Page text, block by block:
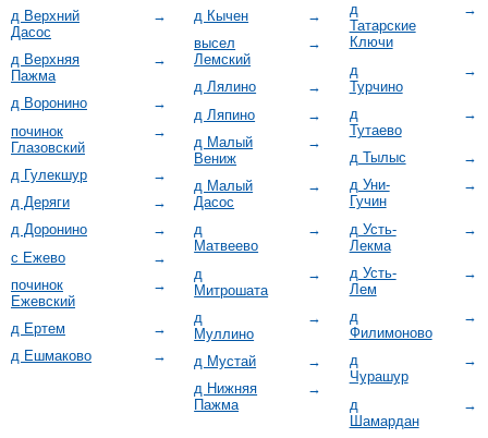
→
д Верхний
Дасос
→
д Верхняя
Пажма
→
д Воронино
→
починок
Глазовский
→
д Гулекшур
→
д Деряги
→
д Доронино
→
с Ежево
→
починок
Ежевский
→
д Ертем
→
д Ешмаково
→
д Кычен
→
высел
Лемский
→
д Лялино
→
д Ляпино
→
д Малый
Вениж
→
д Малый
Дасос
→
д
Матвеево
→
д
Митрошата
→
д
Муллино
→
д Мустай
→
д Нижняя
Пажма
→
д
Татарские
Ключи
→
д
Турчино
→
д
Тутаево
→
д Тылыс
→
д Уни-
Гучин
→
д Усть-
Лекма
→
д Усть-
Лем
→
д
Филимоново
→
д
Чурашур
→
д
Шамардан